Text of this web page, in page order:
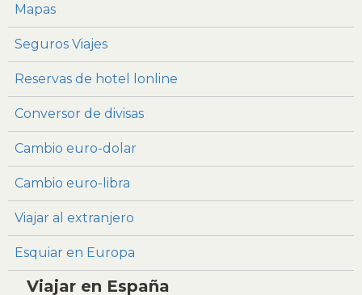
Mapas
Seguros Viajes
Reservas de hotel lonline
Conversor de divisas
Cambio euro-dolar
Cambio euro-libra
Viajar al extranjero
Esquiar en Europa
Viajar en España